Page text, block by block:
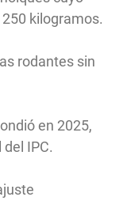
kilogramos.
rodantes sin
en 2025,
IPC.